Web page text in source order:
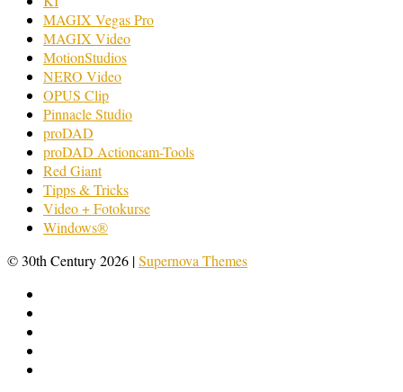
MAGIX Vegas Pro
MAGIX Video
MotionStudios
NERO Video
OPUS Clip
Pinnacle Studio
proDAD
proDAD Actioncam-Tools
Red Giant
Tipps & Tricks
Video + Fotokurse
Windows®
© 30th Century 2026 |Supernova Themes